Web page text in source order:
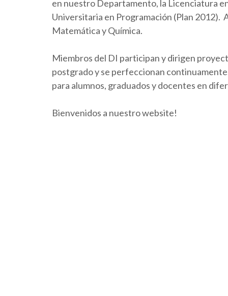
en nuestro Departamento, la Licenciatura
Universitaria en Programación (Plan 2012).
Matemática y Química.
Miembros del DI participan y dirigen
postgrado y se perfeccionan
para alumnos, graduados y docentes en
Bienvenidos a nuestro website!